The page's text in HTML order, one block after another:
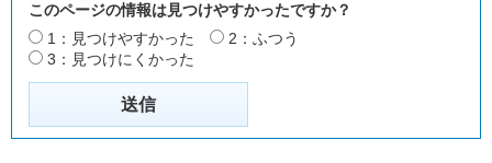
このページの情報は見つけやすかったですか？
1：見つけやすかった
2：ふつう
3：見つけにくかった